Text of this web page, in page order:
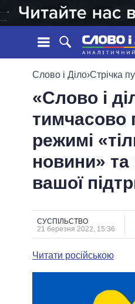
СТРІЧКА
ПОДІЇ
СТАТТІ
ОГЛЯДИ
ДАЙДЖЕСТИ
ПРЕЗИДЕНТ І ОФІС
ВЕРХОВНА РАДА
ГОЛОВИ
МЕРИ МІСТ
ВСІ ПЕРСОНИ
Слово і Діло›Стрічка
«Слово і
тимчасово
режимі
новини» та
вашої
СУСПІЛЬСТВО
21 березня 2022, 15:36
Читати російською